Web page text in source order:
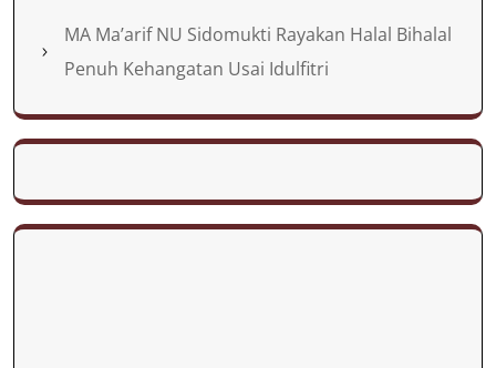
MA Ma’arif NU Sidomukti Rayakan Halal Bihalal
Penuh Kehangatan Usai Idulfitri